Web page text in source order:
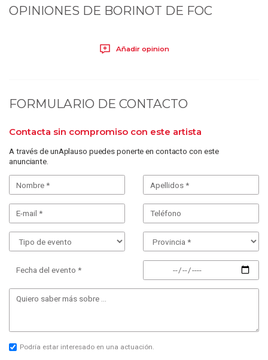
OPINIONES DE BORINOT DE FOC
Añadir opinion
FORMULARIO DE CONTACTO
Contacta sin compromiso con este artista
A través de unAplauso puedes ponerte en contacto con este
anunciante.
Fecha del evento *
Podría estar interesado en una actuación.